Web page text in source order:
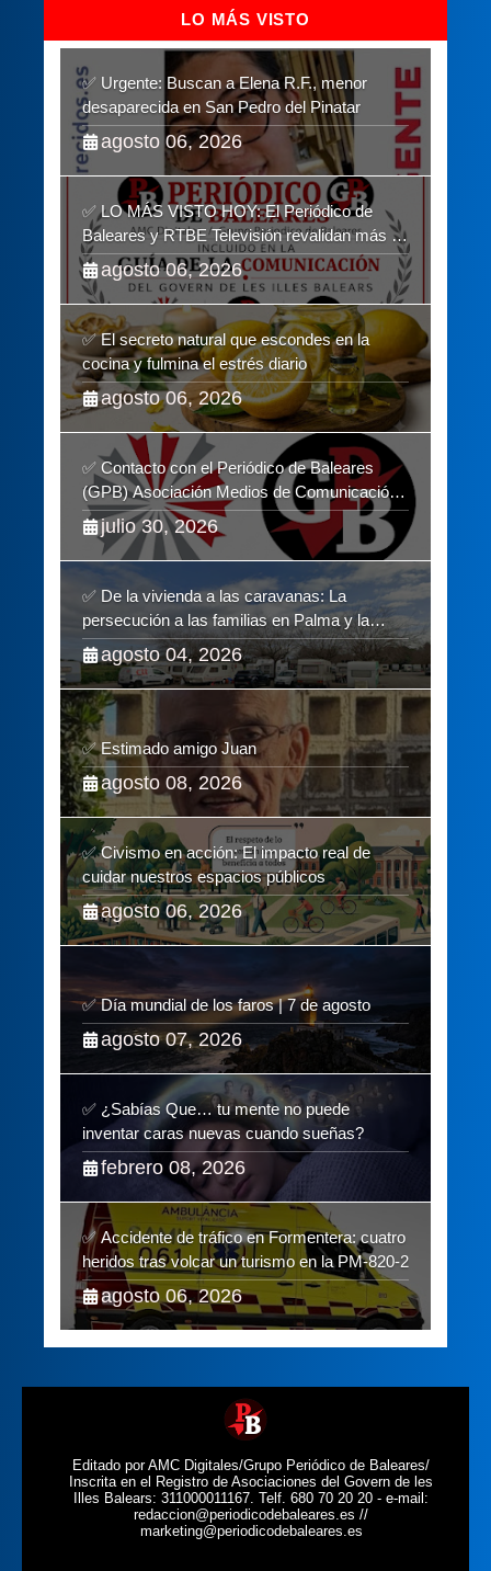
LO MÁS VISTO
✅ Urgente: Buscan a Elena R.F., menor
desaparecida en San Pedro del Pinatar
agosto 06, 2026
✅ LO MÁS VISTO HOY: El Periódico de
Baleares y RTBE Televisión revalidan más de
cinco años en la Guía de la Comunicación del
Govern de les Illes Balears
agosto 06, 2026
✅ El secreto natural que escondes en la
cocina y fulmina el estrés diario
agosto 06, 2026
✅ Contacto con el Periódico de Baleares
(GPB) Asociación Medios de Comunicación
Digitales
julio 30, 2026
✅ De la vivienda a las caravanas: La
persecución a las familias en Palma y la
complicidad de un fracaso heredado
agosto 04, 2026
✅ Estimado amigo Juan
agosto 08, 2026
✅ Civismo en acción: El impacto real de
cuidar nuestros espacios públicos
agosto 06, 2026
✅ Día mundial de los faros | 7 de agosto
agosto 07, 2026
✅ ¿Sabías Que… tu mente no puede
inventar caras nuevas cuando sueñas?
febrero 08, 2026
✅ Accidente de tráfico en Formentera: cuatro
heridos tras volcar un turismo en la PM-820-2
agosto 06, 2026
Editado por AMC Digitales/Grupo Periódico de Baleares/
Inscrita en el Registro de Asociaciones del Govern de les
Illes Balears: 311000011167. Telf. 680 70 20 20 - e-mail:
redaccion@periodicodebaleares.es //
marketing@periodicodebaleares.es